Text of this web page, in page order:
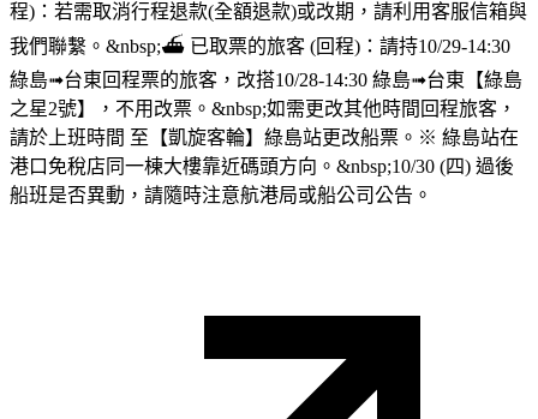
程)：若需取消行程退款(全額退款)或改期，請利用客服信箱與
我們聯繫。&nbsp;⛴︎ 已取票的旅客 (回程)：請持10/29-14:30
綠島➟台東回程票的旅客，改搭10/28-14:30 綠島➟台東【綠島
之星2號】，不用改票。&nbsp;如需更改其他時間回程旅客，
請於上班時間 至【凱旋客輪】綠島站更改船票。※ 綠島站在
港口免稅店同一棟大樓靠近碼頭方向。&nbsp;10/30 (四) 過後
船班是否異動，請隨時注意航港局或船公司公告。